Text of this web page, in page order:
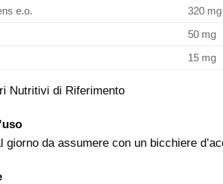
e.o.
320 mg
50 mg
15 mg
Nutritivi di Riferimento
giorno da assumere con un bicchiere